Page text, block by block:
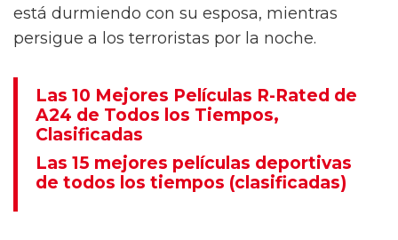
está durmiendo con su esposa, mientras
persigue a los terroristas por la noche.
Las 10 Mejores Películas R-Rated de
A24 de Todos los Tiempos,
Clasificadas
Las 15 mejores películas deportivas
de todos los tiempos (clasificadas)